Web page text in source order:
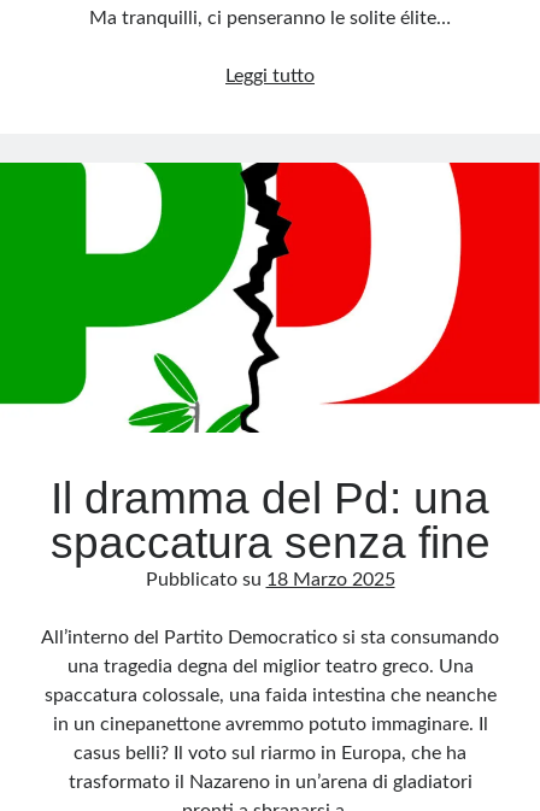
Ma tranquilli, ci penseranno le solite élite…
Leggi tuttoUE
Ma
l’avrebbe
detto!
Il dramma del Pd: una
spaccatura senza fine
Pubblicato su 18 Marzo 2025
All’interno del Partito Democratico si sta consumando
una tragedia degna del miglior teatro greco. Una
spaccatura colossale, una faida intestina che neanche
in un cinepanettone avremmo potuto immaginare. Il
casus belli? Il voto sul riarmo in Europa, che ha
trasformato il Nazareno in un’arena di gladiatori